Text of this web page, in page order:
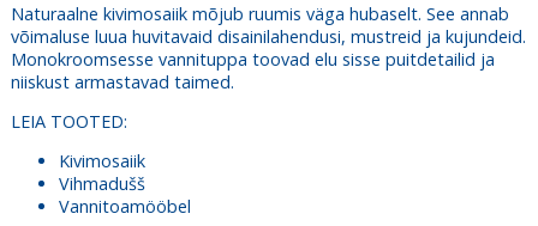
Naturaalne kivimosaiik mõjub ruumis väga hubaselt. See annab
võimaluse luua huvitavaid disainilahendusi, mustreid ja kujundeid.
Monokroomsesse vannituppa toovad elu sisse puitdetailid ja
niiskust armastavad taimed.
LEIA TOOTED:
Kivimosaiik
Vihmadušš
Vannitoamööbel